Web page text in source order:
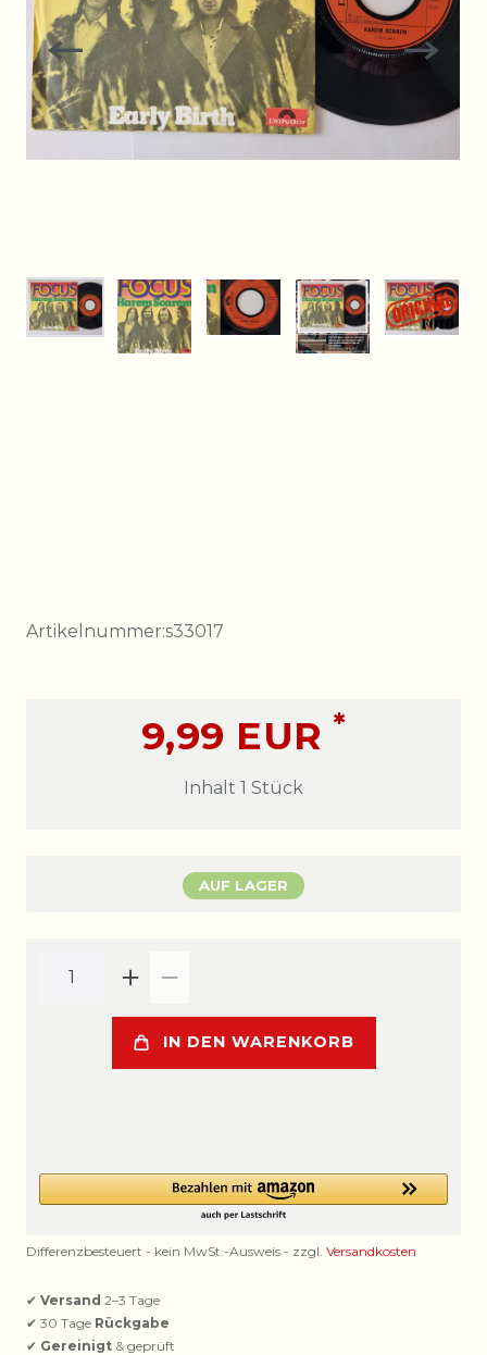
Artikelnummer:s33017
9,99 EUR *
Inhalt 1 Stück
AUF LAGER
IN DEN WARENKORB
Differenzbesteuert - kein MwSt.-Ausweis - zzgl. Versandkosten
✔ Versand 2–3 Tage
✔ 30 Tage Rückgabe
✔ Gereinigt & geprüft